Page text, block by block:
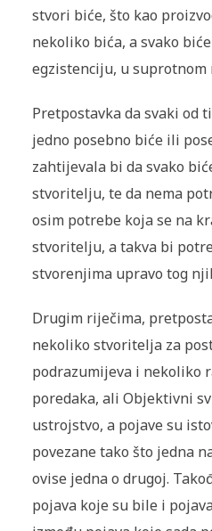
stvori biće, što kao
nekoliko bića, a svako
egzistenciju, u suprotnom
Pretpostavka da svaki od
jedno posebno biće ili
zahtijevala bi da svako
stvoritelju, te da nema
osim potrebe koja se na
stvoritelju, a takva bi
stvorenjima upravo tog
Drugim riječima,
nekoliko stvoritelja za
podrazumijeva i nekoliko
poredaka, ali Objektivni
ustrojstvo, a pojave su
povezane tako što jedna
ovise jedna o drugoj.
pojava koje su bile i